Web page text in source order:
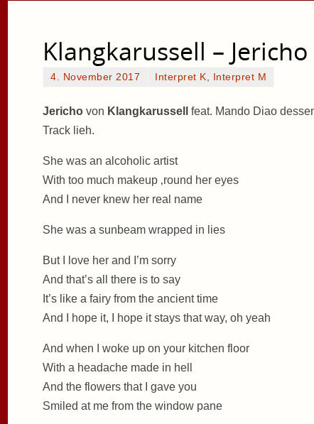
Klangkarussell –
4. November 2017 Interpret K, Interpret M
Jericho von Klangkarussell
feat. Mando Diao
Track lieh.
She was an alcoholic artist
With too much makeup ‚round her eyes
And I never knew her real name
She was a sunbeam wrapped in lies
But I love her and I’m sorry
And that’s all there is to say
It’s like a fairy from the ancient time
And I hope it, I hope it stays that way, oh yeah
And when I woke up on your kitchen floor
With a headache made in hell
And the flowers that I gave you
Smiled at me from the window pane